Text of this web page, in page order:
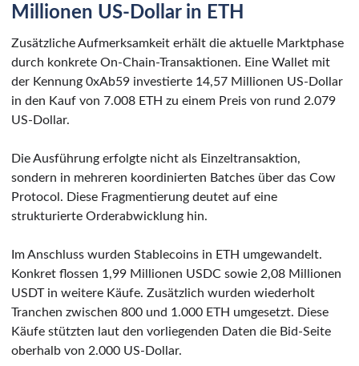
Millionen US-Dollar in ETH
Zusätzliche Aufmerksamkeit erhält die aktuelle Marktphase
durch konkrete On-Chain-Transaktionen. Eine Wallet mit
der Kennung 0xAb59 investierte 14,57 Millionen US-Dollar
in den Kauf von 7.008 ETH zu einem Preis von rund 2.079
US-Dollar.
Die Ausführung erfolgte nicht als Einzeltransaktion,
sondern in mehreren koordinierten Batches über das Cow
Protocol. Diese Fragmentierung deutet auf eine
strukturierte Orderabwicklung hin.
Im Anschluss wurden Stablecoins in ETH umgewandelt.
Konkret flossen 1,99 Millionen USDC sowie 2,08 Millionen
USDT in weitere Käufe. Zusätzlich wurden wiederholt
Tranchen zwischen 800 und 1.000 ETH umgesetzt. Diese
Käufe stützten laut den vorliegenden Daten die Bid-Seite
oberhalb von 2.000 US-Dollar.